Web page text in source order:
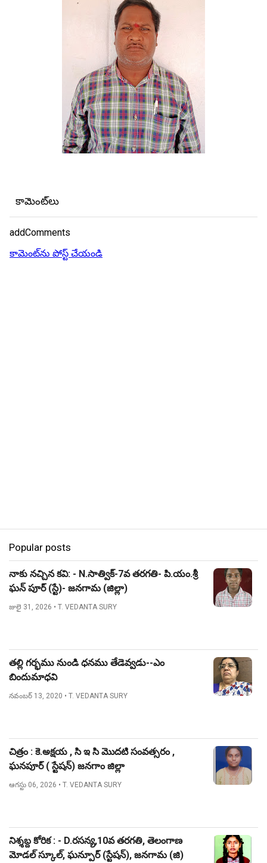
కామెంట్‌లు
addComments
కామెంట్‌ను పోస్ట్ చేయండి
Popular posts
నాకు నచ్చిన కవి: - N.సాత్విక్-7వ తరగతి- పి.యం.శ్రీ
ఘన్ పూర్ (స్టే)- జనగామ (జిల్లా)
జులై 31, 2026 • T. VEDANTA SURY
తల్లి గర్భము నుండి ధనము తేడెవ్వడు--ఎం
బిందుమాధవి
నవంబర్ 13, 2020 • T. VEDANTA SURY
చిత్రం : కె.అక్షయ , సి ఇ సి మొదటి సంవత్సరం ,
ఘనపూర్ ( స్టేషన్) జనగాం జిల్లా
ఆగస్టు 06, 2026 • T. VEDANTA SURY
నిశ్శబ్ద కోరిక : - D.రసన్య,10వ తరగతి, తెలంగాణ
మోడల్ స్కూల్, ఘన్పూర్ (స్టేషన్), జనగామ (జి)